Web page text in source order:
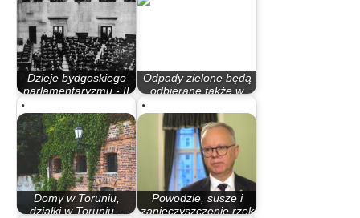
Dzieje bydgoskiego
parlamentaryzmu - II
Odpady zielone będą
odbierane także w
Domy w Toruniu,
działki w Toruniu –
Powodzie, susze i
zanieczyszczenie rzek